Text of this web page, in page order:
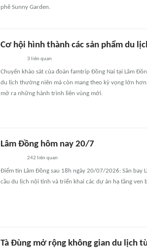
phê Sunny Garden.
Cơ hội hình thành các sản phẩm du
3 liên quan
Chuyến khảo sát của đoàn famtrip Đồng Nai tại Lâm
du lịch thường niên mà còn mang theo kỳ vọng lớn
mở ra những hành trình liên vùng mới.
Lâm Đồng hôm nay 20/7
242 liên quan
Điểm tin Lâm Đồng sau 18h ngày 20/07/2026: Sân bay
cầu du lịch nội tỉnh và triển khai các dự án hạ tầng ven
Tà Đùng mở rộng không gian du lịch